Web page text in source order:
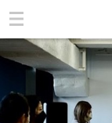
カテゴリ